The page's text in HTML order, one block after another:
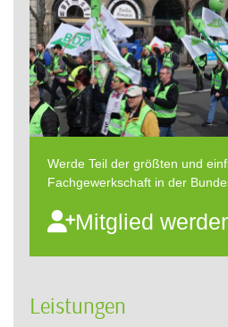
Werde Teil der größten und
Fachgewerkschaft in der
Mitglied
Leistungen